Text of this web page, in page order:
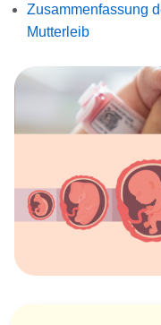
Zusammenfassung
Mutterleib